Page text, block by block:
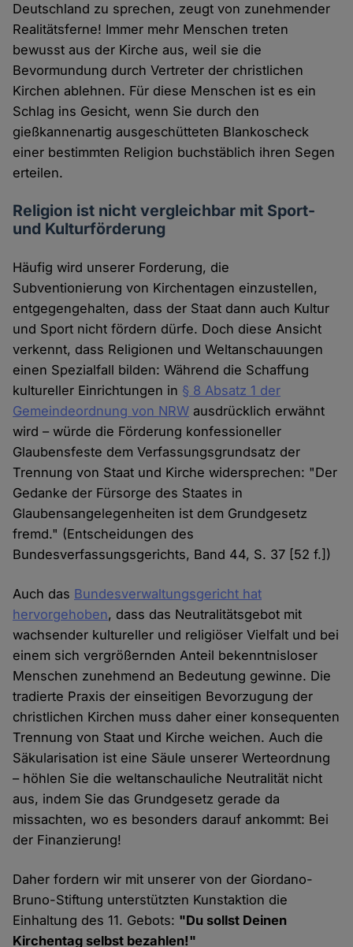
Deutschland zu sprechen, zeugt von zunehmender
Realitätsferne! Immer mehr Menschen treten
bewusst aus der Kirche aus, weil sie die
Bevormundung durch Vertreter der christlichen
Kirchen ablehnen. Für diese Menschen ist es ein
Schlag ins Gesicht, wenn Sie durch den
gießkannenartig ausgeschütteten Blankoscheck
einer bestimmten Religion buchstäblich ihren Segen
erteilen.
Religion ist nicht vergleichbar mit Sport-
und Kulturförderung
Häufig wird unserer Forderung, die
Subventionierung von Kirchentagen einzustellen,
entgegengehalten, dass der Staat dann auch Kultur
und Sport nicht fördern dürfe. Doch diese Ansicht
verkennt, dass Religionen und Weltanschauungen
einen Spezialfall bilden: Während die Schaffung
kultureller Einrichtungen in § 8 Absatz 1 der
Gemeindeordnung von NRW ausdrücklich erwähnt
wird – würde die Förderung konfessioneller
Glaubensfeste dem Verfassungsgrundsatz der
Trennung von Staat und Kirche widersprechen: "Der
Gedanke der Fürsorge des Staates in
Glaubensangelegenheiten ist dem Grundgesetz
fremd." (Entscheidungen des
Bundesverfassungsgerichts, Band 44, S. 37 [52 f.])
Auch das Bundesverwaltungsgericht hat
hervorgehoben, dass das Neutralitätsgebot mit
wachsender kultureller und religiöser Vielfalt und bei
einem sich vergrößernden Anteil bekenntnisloser
Menschen zunehmend an Bedeutung gewinne. Die
tradierte Praxis der einseitigen Bevorzugung der
christlichen Kirchen muss daher einer konsequenten
Trennung von Staat und Kirche weichen. Auch die
Säkularisation ist eine Säule unserer Werteordnung
– höhlen Sie die weltanschauliche Neutralität nicht
aus, indem Sie das Grundgesetz gerade da
missachten, wo es besonders darauf ankommt: Bei
der Finanzierung!
Daher fordern wir mit unserer von der Giordano-
Bruno-Stiftung unterstützten Kunstaktion die
Einhaltung des 11. Gebots: "Du sollst Deinen
Kirchentag selbst bezahlen!"